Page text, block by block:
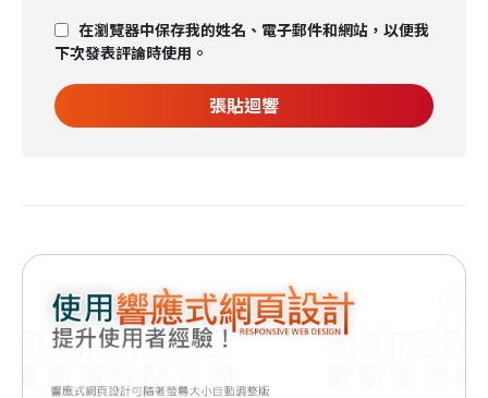
在瀏覽器中保存我的姓名、電子郵件和網站，以便我
下次發表評論時使用。